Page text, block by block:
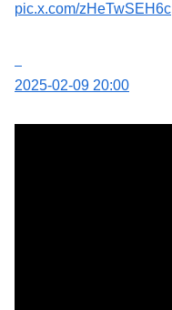
pic.x.com/zHeTwSEH6c
2025-02-09 20:00